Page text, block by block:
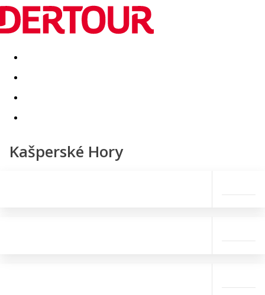
Destinatii Vacanta perfecta OFERTE DE NERATAT
Kašperské Hory